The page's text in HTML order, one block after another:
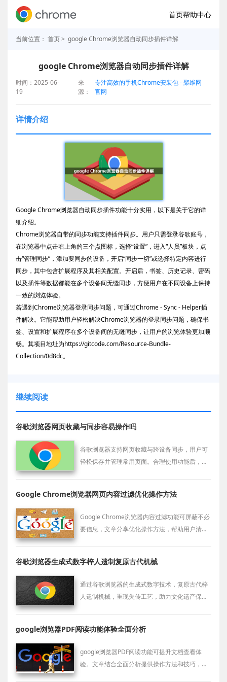
首页帮助中心
当前位置： 首页> google Chrome浏览器自动同步插件详解
google Chrome浏览器自动同步插件详解
时间：2025-06-
19
来
源：
专注高效的手机Chrome安装包 - 聚维网
官网
详情介绍
Google Chrome浏览器自动同步插件功能十分实用，以下是关于它的详
细介绍。
Chrome浏览器自带的同步功能支持插件同步。用户只需登录谷歌账号，
在浏览器中点击右上角的三个点图标，选择“设置”，进入“人员”板块，点
击“管理同步”，添加要同步的设备，开启“同步一切”或选择特定内容进行
同步，其中包含扩展程序及其相关配置。开启后，书签、历史记录、密码
以及插件等数据都能在多个设备间无缝同步，方便用户在不同设备上保持
一致的浏览体验。
若遇到Chrome浏览器登录同步问题，可通过Chrome - Sync - Helper插
件解决。它能帮助用户轻松解决Chrome浏览器的登录同步问题，确保书
签、设置和扩展程序在多个设备间的无缝同步，让用户的浏览体验更加顺
畅。其项目地址为https://gitcode.com/Resource-Bundle-
Collection/0d8dc。
继续阅读
谷歌浏览器网页收藏与同步容易操作吗
谷歌浏览器支持网页收藏与跨设备同步，用户可
轻松保存并管理常用页面。合理使用功能后，数
Google Chrome浏览器网页内容过滤优化操作方法
Google Chrome浏览器内容过滤功能可屏蔽不必
要信息，文章分享优化操作方法，帮助用户清爽
谷歌浏览器生成式数字梓人遗制复原古代机械
通过谷歌浏览器的生成式数字技术，复原古代梓
人遗制机械，重现失传工艺，助力文化遗产保护
google浏览器PDF阅读功能体验全面分析
google浏览器PDF阅读功能可提升文档查看体
验。文章结合全面分析提供操作方法和技巧，提